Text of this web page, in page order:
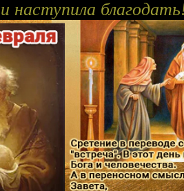
наступила